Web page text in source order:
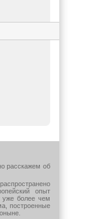
расскажем об
опыт
уже более чем
построенные